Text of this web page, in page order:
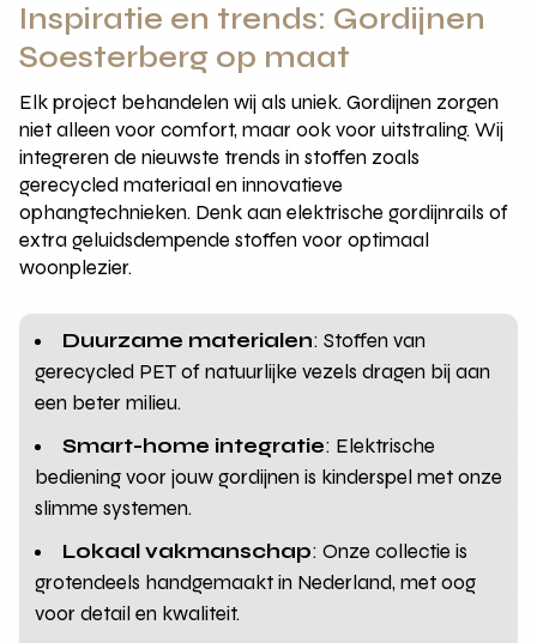
Inspiratie en trends: Gordijnen
Soesterberg op maat
Elk project behandelen wij als uniek. Gordijnen zorgen
niet alleen voor comfort, maar ook voor uitstraling. Wij
integreren de nieuwste trends in stoffen zoals
gerecycled materiaal en innovatieve
ophangtechnieken. Denk aan elektrische gordijnrails of
extra geluidsdempende stoffen voor optimaal
woonplezier.
Duurzame materialen: Stoffen van
gerecycled PET of natuurlijke vezels dragen bij aan
een beter milieu.
Smart-home integratie: Elektrische
bediening voor jouw gordijnen is kinderspel met onze
slimme systemen.
Lokaal vakmanschap: Onze collectie is
grotendeels handgemaakt in Nederland, met oog
voor detail en kwaliteit.